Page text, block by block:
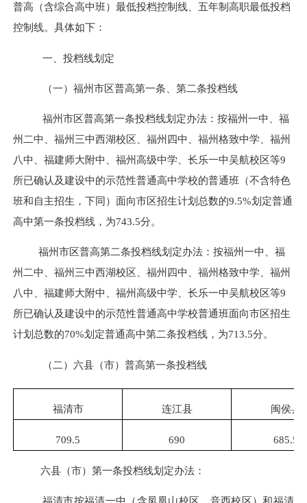
普高（含综合高中班）最低投档控制线、五年制高职最低投档
控制线。具体如下：
一、投档线划定
（一）福州市区普高第一条、第二条投档线
福州市区普高第一条投档线划定办法：按福州一中、福
州二中、福州三中西湖校区、福州四中、福州格致中学、福州
八中、福建师大附中、福州高级中学、长乐一中吴航校区等9
所已确认及建设中的示范性普通高中学校的普通班（不含特色
班和自主招生，下同）面向市区招生计划总数的9.5%划定普通
高中第一条投档线，为743.5分。
福州市区普高第二条投档线划定办法：按福州一中、福
州二中、福州三中西湖校区、福州四中、福州格致中学、福州
八中、福建师大附中、福州高级中学、长乐一中吴航校区等9
所已确认及建设中的示范性普通高中学校普通班面向市区招生
计划总数的70%划定普通高中第二条投档线，为713.5分。
（二）六县（市）普高第一条投档线
福清市 连江县 闽侯县
709.5 690 685.5
六县（市）第一条投档线划定办法：